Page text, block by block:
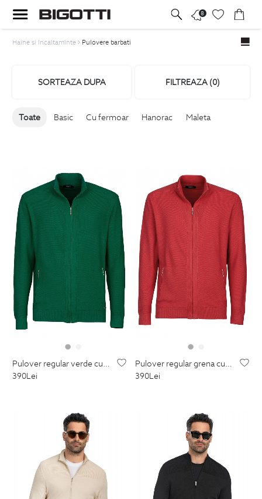
8
SORTEAZA DUPA FILTREAZA (0)
Haine si Incaltaminte Pulovere barbati
Toate Basic Cu fermoar Hanorac Maleta
pulover regular verde cu fermoar din bumbac si amestec
390Lei
pulover regular grena cu fermoar din bumbac si amestec
390Lei